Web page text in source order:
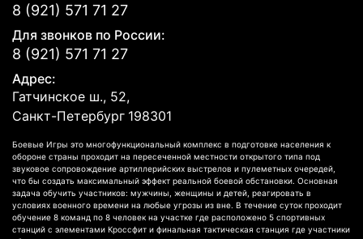
8 (921) 571 71 27
Для звонков по России:
8 (921) 571 71 27
Адрес:
Гатчинское ш., 52,
Санкт-Петербург 198301
Боевые Игры это многофункциональный комплекс в подготовке населения к
обороне страны проходит на пересеченной местности открытого типа под
звуковое сопровождение артиллерийских выстрелов и пулеметных очередей,
что бы создать максимальный эффект реальной боевой обстановки. Основная
задача обучить участников: мужчины, женщины и детей, реагировать в
условиях военного времени на любые угрозы из вне. В течение суток проходит
обучение 8 команд по 8 человек на участке где расположено 5 спортивных
станций с элементами Кроссфит и финальная тактическая станция где участники